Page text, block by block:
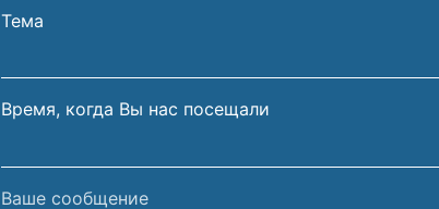
фамилия
Тема
Время, когда Вы нас посещали
Ваше